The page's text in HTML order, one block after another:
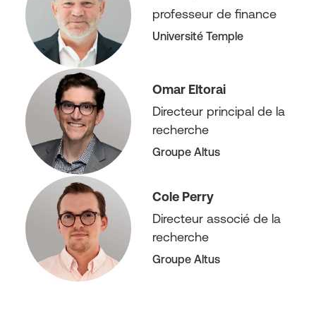
professeur de finance
Université Temple
Omar Eltorai
Directeur principal de la
recherche
Groupe Altus
Cole Perry
Directeur associé de la
recherche
Groupe Altus